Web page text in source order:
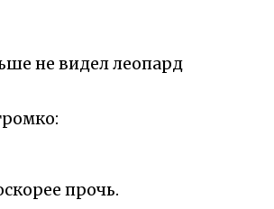
не видел леопард
прочь.